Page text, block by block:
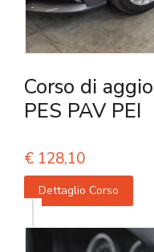
Corso di
PES PAV PEI
€ 128,10
Dettaglio Corso